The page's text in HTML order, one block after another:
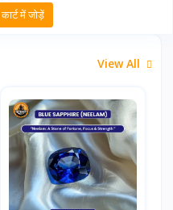
कार्ट में जोड़ें
View All